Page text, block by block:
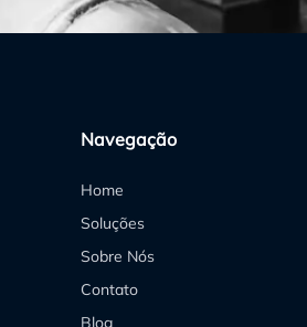
Navegação
Home
Soluções
Sobre Nós
Contato
Blog